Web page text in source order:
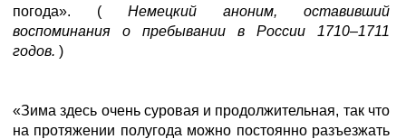
погода». ( Немецкий аноним, оставивший
воспоминания о пребывании в России 1710–1711
годов. )
«Зима здесь очень суровая и продолжительная, так что
на протяжении полугода можно постоянно разъезжать